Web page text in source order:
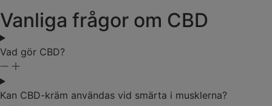
Vanliga frågor om CBD
Vad gör CBD?
Kan CBD-kräm användas vid smärta i musklerna?